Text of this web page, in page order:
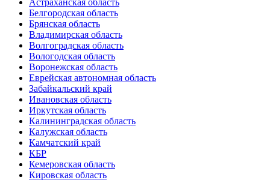
Белгородская область
Брянская область
Владимирская область
Волгоградская область
Вологодская область
Воронежская область
Еврейская автономная область
Забайкальский край
Ивановская область
Иркутская область
Калининградская область
Калужская область
Камчатский край
КБР
Кемеровская область
Кировская область